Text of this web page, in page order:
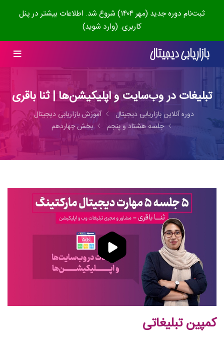
ثبت‌نام دوره جدید (مهر ۱۴۰۴) شروع شد. اطلاعات بیشتر در پنل
کاربری. (وارد شوید)
تبلیغات در وب‌سایت و اپلیکیشن‌ها | ثنا باقری
دوره آنلاین بازاریابی دیجیتال
آموزش بازاریابی دیجیتال
جلسه هشتاد و پنجم
بخش چهاردهم
2:04:23
کمپین تبلیغاتی